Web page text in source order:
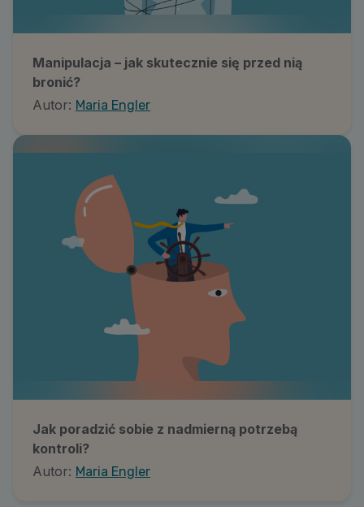
Manipulacja – jak skutecznie się przed nią
bronić?
Autor: Maria Engler
Jak poradzić sobie z nadmierną potrzebą
kontroli?
Autor: Maria Engler